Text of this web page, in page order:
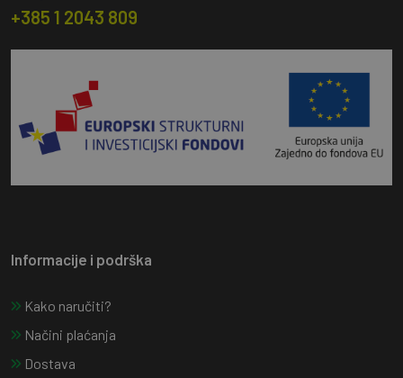
+385 1 2043 809
Informacije i podrška
Kako naručiti?
Načini plaćanja
Dostava